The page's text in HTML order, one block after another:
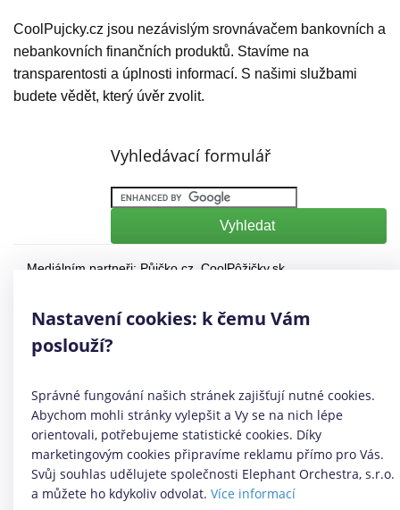
CoolPujcky.cz jsou nezávislým srovnávačem bankovních a
nebankovních finančních produktů. Stavíme na
transparentosti a úplnosti informací. S našimi službami
budete vědět, který úvěr zvolit.
Vyhledávací formulář
Mediálním partneři: Půjčko.cz CoolPôžičky.sk
©CoolPujcky.cz - Půjčka na OP bez registru
Váš nezávislý odborný srovnávač půjček pro rok 2026
Provozovatel:Elephant Orchestra, s.r.o. Ve spolupráci sÚspory.cz
|Povinně zveřejňované informace | Informace o řazení
produktových nabídek
Nastavení cookies: k čemu Vám
poslouží?
Správné fungování našich stránek zajišťují nutné cookies.
Abychom mohli stránky vylepšit a Vy se na nich lépe
orientovali, potřebujeme statistické cookies. Díky
marketingovým cookies připravíme reklamu přímo pro Vás.
Svůj souhlas udělujete společnosti Elephant Orchestra, s.r.o.
a můžete ho kdykoliv odvolat. Více informací